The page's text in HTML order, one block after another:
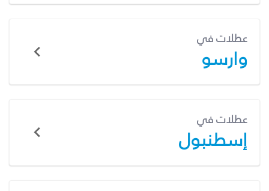
عطلات في
وارسو
عطلات في
إسطنبول